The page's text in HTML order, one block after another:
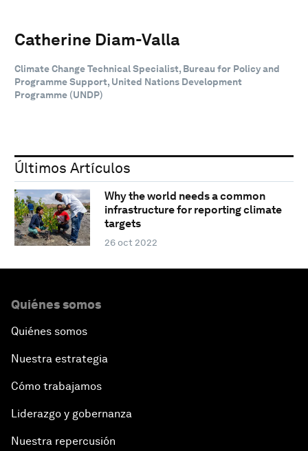
Catherine Diam-Valla
Climate Change Technical Specialist, Bureau for Policy and
Programme Support, United Nations Development
Programme (UNDP)
Últimos Artículos
Why the world needs a common
infrastructure for reporting climate
targets
26 oct 2022
Quiénes somos
Quiénes somos
Nuestra estrategia
Cómo trabajamos
Liderazgo y gobernanza
Nuestra repercusión